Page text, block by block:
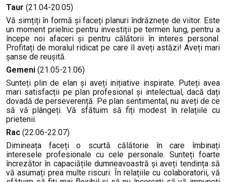
Taur (21.04-20.05)
Vă simțiți în formă și faceți planuri îndrăznețe de viitor. Este
un moment prielnic pentru investiții pe termen lung, pentru a
începe noi afaceri și pentru călătorii în interes personal.
Profitați de moralul ridicat pe care îl aveți astăzi! Aveți mari
șanse de reușită.
Gemeni (21.05-21.06)
Sunteți plin de elan și aveți inițiative inspirate. Puteți avea
mari satisfacții pe plan profesional și intelectual, dacă dați
dovadă de perseverență. Pe plan sentimental, nu aveți de ce
să vă plângeți. Vă sfătuim să fiți modest în relațiile cu
prietenii.
Rac (22.06-22.07)
Dimineața faceți o scurtă călătorie în care îmbinați
interesele profesionale cu cele personale. Sunteți foarte
încrezător în capaciățile dumneavoastră și aveți tendința să
vă asumați prea multe riscuri. În relațiile cu colaboratorii, vă